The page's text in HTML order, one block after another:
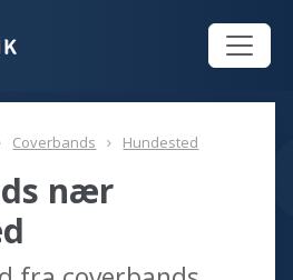
Coverbands Hundested
nær